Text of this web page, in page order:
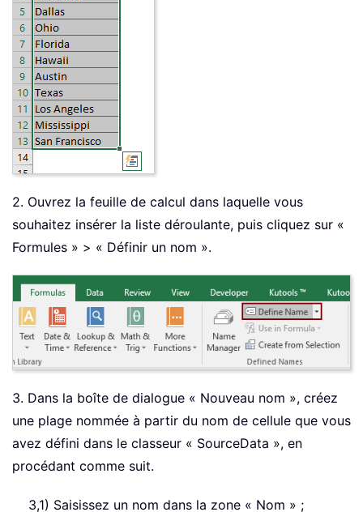
2. Ouvrez la feuille de calcul dans laquelle vous
souhaitez insérer la liste déroulante, puis cliquez sur «
Formules » > « Définir un nom ».
3. Dans la boîte de dialogue « Nouveau nom », créez
une plage nommée à partir du nom de cellule que vous
avez défini dans le classeur « SourceData », en
procédant comme suit.
3,1) Saisissez un nom dans la zone « Nom » ;